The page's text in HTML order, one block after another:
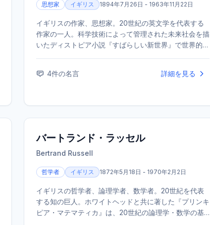
思想家 イギリス 1894年7月26日 - 1963年11月22日
イギリスの作家、思想家。20世紀の英文学を代表する
作家の一人。科学技術によって管理された未来社会を描
いたディストピア小説『すばらしい新世界』で世界的に
4件の名言 詳細を見る
バートランド・ラッセル
Bertrand Russell
哲学者 イギリス 1872年5月18日 - 1970年2月2日
イギリスの哲学者、論理学者、数学者。20世紀を代表
する知の巨人。ホワイトヘッドと共に著した『プリンキ
ピア・マテマティカ』は、20世紀の論理学・数学の基